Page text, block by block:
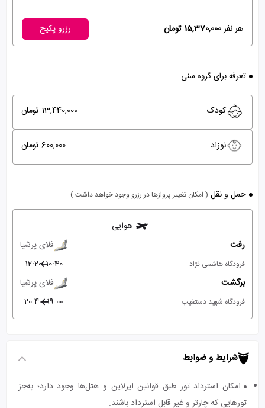
هر نفر15,370,000 تومان رزرو پکیج
تعرفه برای گروه سنی
کودک 13,440,000 تومان
نوزاد 600,000 تومان
حمل و نقل ( امکان تغییر پروازها در رزرو وجود خواهد داشت )
هوایی
رفت
فلای پرشیا
فرودگاه هاشمی نژاد 10:40
12:20
برگشت
فلای پرشیا
فرودگاه شهید دستغیب 19:00
20:40
شرایط و ضوابط
امکان استرداد تور طبق قوانین ایرلاین و هتل‌ها وجود دارد؛ به‌جز
تورهایی که چارتر و غیر قابل استرداد باشند.